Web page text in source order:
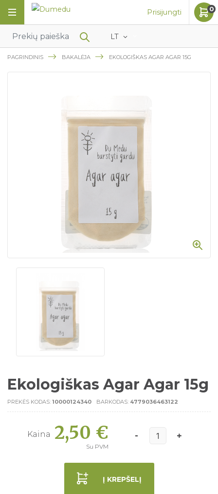
LT
Prisijungti 0
PAGRINDINIS BAKALĖJA EKOLOGIŠKAS AGAR AGAR 15G
Ekologiškas Agar Agar 15g
PREKĖS KODAS: 10000124340 BARKODAS: 4779036463122
Kaina 2,50 €
Su PVM
Į KREPŠELĮ